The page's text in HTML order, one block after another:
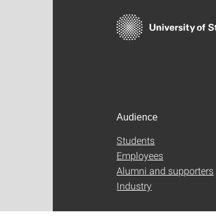
Audience
Students
Employees
Alumni and supporters
Industry